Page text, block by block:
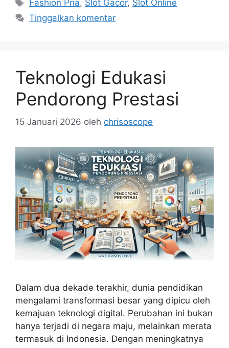
Fashion Pria, Slot Gacor, Slot Online
Tinggalkan komentar
Teknologi Edukasi
Pendorong Prestasi
15 Januari 2026 oleh chrisoscope
Dalam dua dekade terakhir, dunia pendidikan
mengalami transformasi besar yang dipicu oleh
kemajuan teknologi digital. Perubahan ini bukan
hanya terjadi di negara maju, melainkan merata
termasuk di Indonesia. Dengan meningkatnya